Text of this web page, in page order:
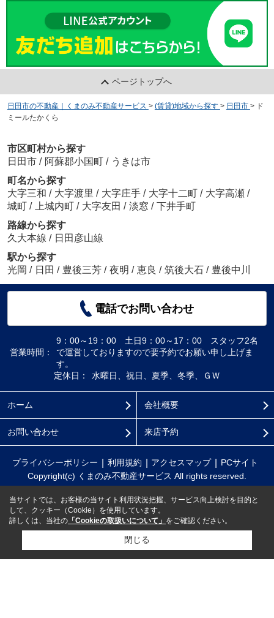
ページトップへ
日田市の不動産｜くまのみ不動産サービス > (賃貸)地域から探す > 日田市 > ド
ミールたかくら
市区町村から探す
日田市 / 阿蘇郡小国町 / うきは市
町名から探す
大字三和 / 大字渡里 / 大字庄手 / 大字十二町 / 大字高瀬 /
城町 / 上城内町 / 大字友田 / 淡窓 / 下井手町
路線から探す
久大本線 / 日田彦山線
駅から探す
光岡 / 日田 / 豊後三芳 / 夜明 / 恵良 / 筑後大石 / 豊後中川
電話でお問い合わせ
営業時間：
9：00～19：00 土日9：00～17：00 スタッフ2名
で運営しておりますので要予約でお願い申し上げま
す。
定休日：
水曜日、祝日、夏季、冬季、ＧＷ
ホーム 会社概要
お問い合わせ 来店予約
プライバシーポリシー 利用規約 アクセスマップ
PCサイト
Copyright(c) くまのみ不動産サービス All rights reserved.
当サイトでは、お客様の当サイト利用状況把握、サービス向上検討を目的と
して、クッキー（Cookie）を使用しています。
詳しくは、当社の 「Cookieの取扱いについて」 をご確認ください。
閉じる